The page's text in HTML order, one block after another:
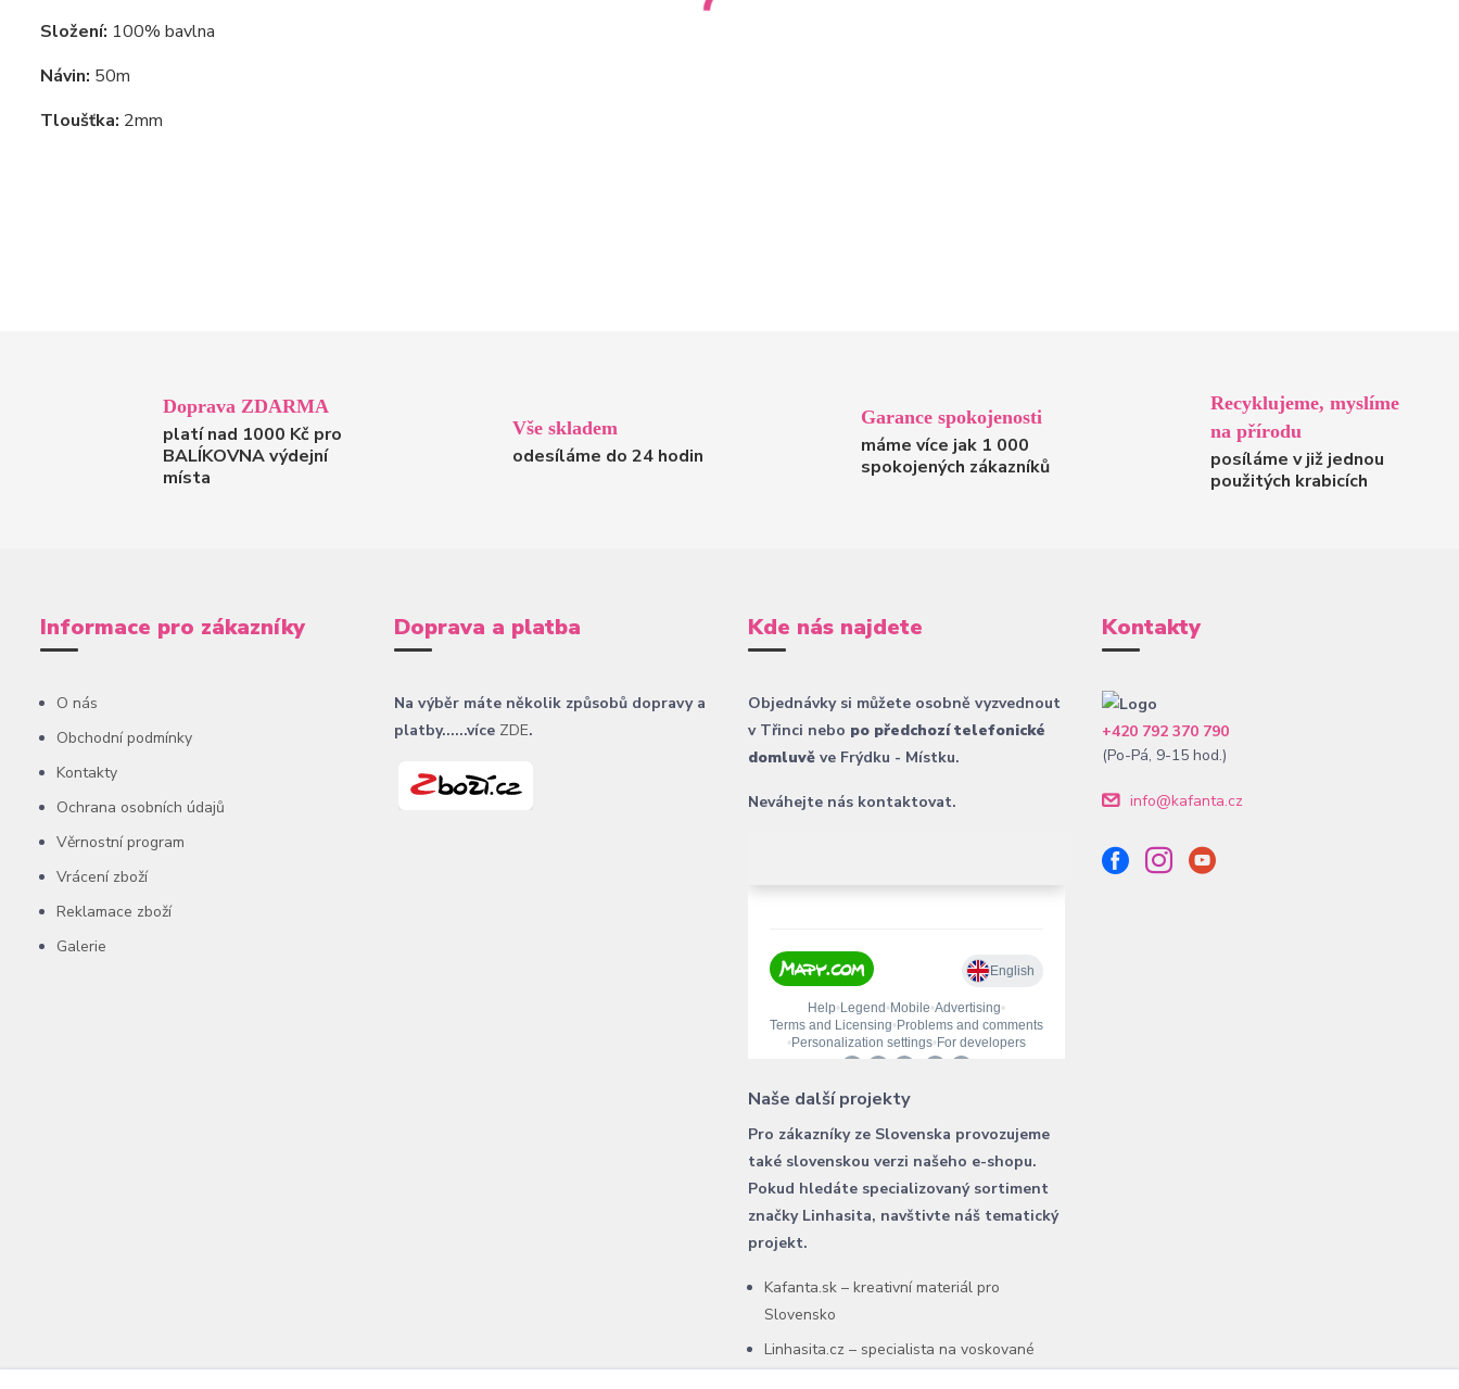
Složení: 100% bavlna
Návin: 50m
Tloušťka: 2mm
Doprava ZDARMA
platí nad 1000 Kč pro
BALÍKOVNA výdejní
místa
Vše skladem
odesíláme do 24 hodin
Garance spokojenosti
máme více jak 1 000
spokojených zákazníků
Recyklujeme, myslíme
na přírodu
posíláme v již jednou
použitých krabicích
Informace pro zákazníky
O nás
Obchodní podmínky
Kontakty
Ochrana osobních údajů
Věrnostní program
Vrácení zboží
Reklamace zboží
Galerie
Doprava a platba
Na výběr máte několik způsobů dopravy a
platby......více ZDE.
Kde nás najdete
Objednávky si můžete osobně vyzvednout
v Třinci nebo po předchozí telefonické
domluvě ve Frýdku - Místku.
Neváhejte nás kontaktovat.
Naše další projekty
Pro zákazníky ze Slovenska provozujeme
také slovenskou verzi našeho e-shopu.
Pokud hledáte specializovaný sortiment
značky Linhasita, navštivte náš tematický
projekt.
Kafanta.sk – kreativní materiál pro
Slovensko
Linhasita.cz – specialista na voskované
šňůry Linhasita
Kontakty
+420 792 370 790
(Po-Pá, 9-15 hod.)
info@kafanta.cz